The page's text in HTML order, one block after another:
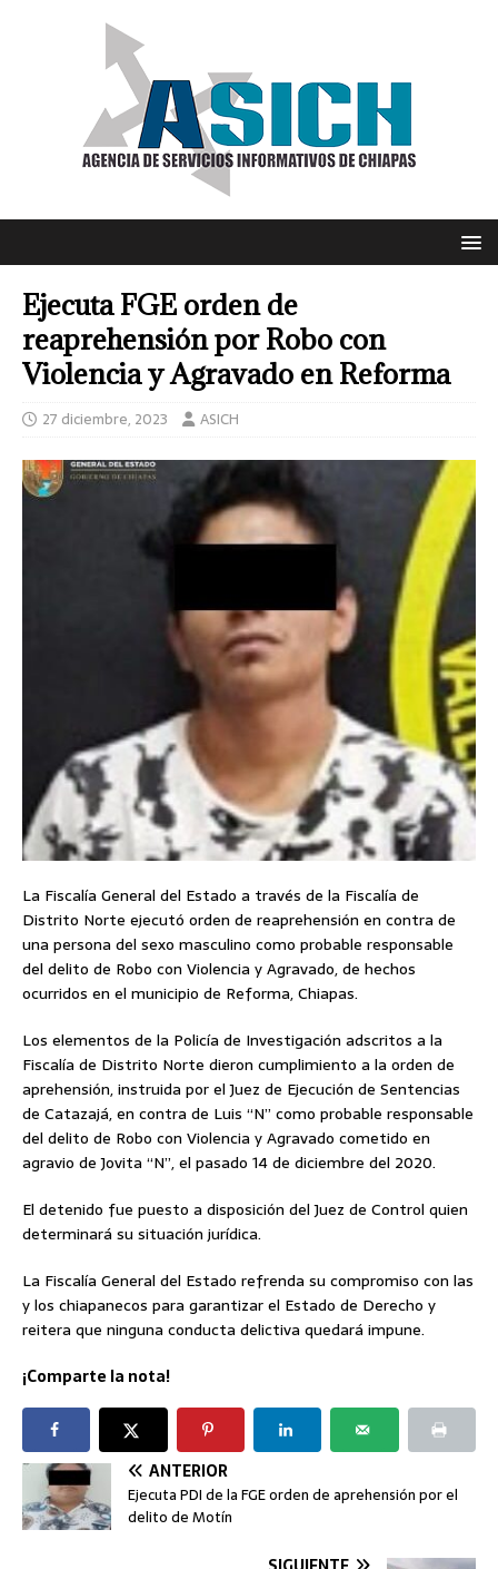
Ejecuta FGE orden de
reaprehensión por Robo con
Violencia y Agravado en Reforma
27 diciembre, 2023 ASICH
La Fiscalía General del Estado a través de la Fiscalía de
Distrito Norte ejecutó orden de reaprehensión en contra de
una persona del sexo masculino como probable responsable
del delito de Robo con Violencia y Agravado, de hechos
ocurridos en el municipio de Reforma, Chiapas.
Los elementos de la Policía de Investigación adscritos a la
Fiscalía de Distrito Norte dieron cumplimiento a la orden de
aprehensión, instruida por el Juez de Ejecución de Sentencias
de Catazajá, en contra de Luis “N” como probable responsable
del delito de Robo con Violencia y Agravado cometido en
agravio de Jovita “N”, el pasado 14 de diciembre del 2020.
El detenido fue puesto a disposición del Juez de Control quien
determinará su situación jurídica.
La Fiscalía General del Estado refrenda su compromiso con las
y los chiapanecos para garantizar el Estado de Derecho y
reitera que ninguna conducta delictiva quedará impune.
¡Comparte la nota!
ANTERIOR
Ejecuta PDI de la FGE orden de aprehensión por el
delito de Motín